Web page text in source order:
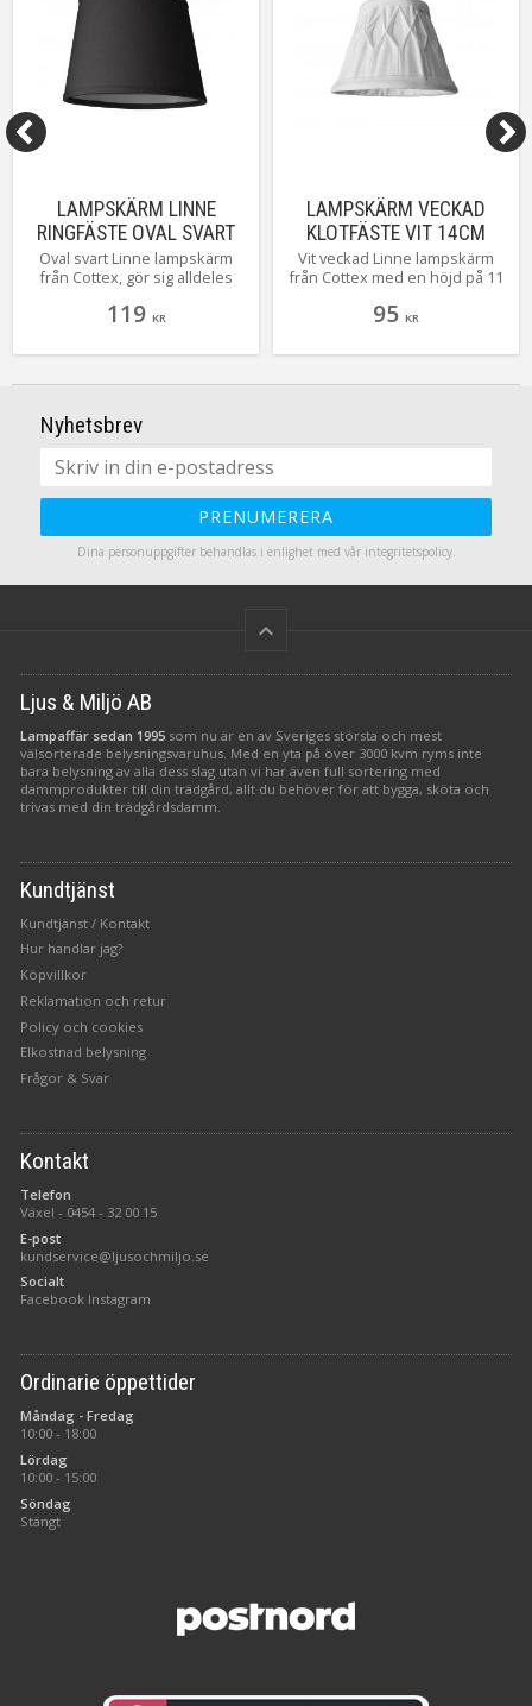
LAMPSKÄRM LINNE
RINGFÄSTE OVAL SVART
20CM
Oval svart Linne lampskärm
från Cottex, gör sig alldeles
ont om plats.
119 KR
LAMPSKÄRM VECKAD
KLOTFÄSTE VIT 14CM
Vit veckad Linne lampskärm
från Cottex med en höjd på 11
nere 14 cm med klotfäste.
95 KR
Nyhetsbrev
PRENUMERERA
Dina personuppgifter behandlas i enlighet med vår integritetspolicy.
keyboard_arrow_up
Ljus & Miljö AB
Lampaffär sedan 1995 som nu är en av Sveriges största och mest
välsorterade belysningsvaruhus. Med en yta på över 3000 kvm ryms inte
bara belysning av alla dess slag utan vi har även full sortering med
dammprodukter till din trädgård, allt du behöver för att bygga, sköta och
trivas med din trädgårdsdamm.
Kundtjänst
Kundtjänst / Kontakt
Hur handlar jag?
Köpvillkor
Reklamation och retur
Policy och cookies
Elkostnad belysning
Frågor & Svar
Kontakt
Telefon
Växel - 0454 - 32 00 15
E-post
kundservice@ljusochmiljo.se
Socialt
Facebook Instagram
Ordinarie öppettider
Måndag - Fredag
10:00 - 18:00
Lördag
10:00 - 15:00
Söndag
Stängt